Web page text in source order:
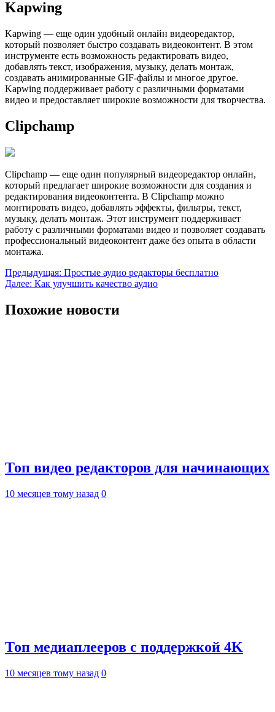
Kapwing
Kapwing — еще один удобный онлайн видеоредактор,
который позволяет быстро создавать видеоконтент. В этом
инструменте есть возможность редактировать видео,
добавлять текст, изображения, музыку, делать монтаж,
создавать анимированные GIF-файлы и многое другое.
Kapwing поддерживает работу с различными форматами
видео и предоставляет широкие возможности для творчества.
Clipchamp
Clipchamp — еще один популярный видеоредактор онлайн,
который предлагает широкие возможности для создания и
редактирования видеоконтента. В Clipchamp можно
монтировать видео, добавлять эффекты, фильтры, текст,
музыку, делать монтаж. Этот инструмент поддерживает
работу с различными форматами видео и позволяет создавать
профессиональный видеоконтент даже без опыта в области
монтажа.
Навигация
по
записям
Предыдущая: Простые аудио редакторы бесплатно
Далее: Как улучшить качество аудио
Похожие новости
Топ видео редакторов для начинающих
10 месяцев тому назад 0
Топ медиаплееров с поддержкой 4K
10 месяцев тому назад 0